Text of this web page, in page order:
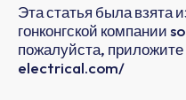
Эта статья была взята
гонконгской компании
пожалуйста,
electrical.com/